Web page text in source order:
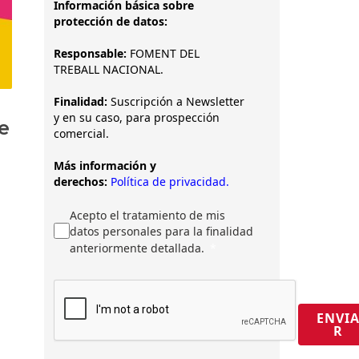
Información básica sobre
protección de datos:
Responsable: FOMENT DEL
TREBALL NACIONAL.
Finalidad: Suscripción a Newsletter
y en su caso, para prospección
comercial.
Más información y
derechos: Política de privacidad.
Acepto el tratamiento de mis
datos personales para la finalidad
anteriormente detallada.
ENVIA
R